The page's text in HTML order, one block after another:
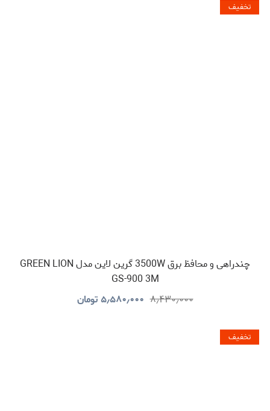
تخفیف
چندراهی و محافظ برق 3500W گرین لاین مدل GREEN LION
GS-900 3M
۸٫۴۳۰٫۰۰۰ ۵٫۵۸۰٫۰۰۰تومان
تخفیف